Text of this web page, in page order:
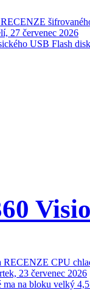
27 červenec 2026
USB Flash
CPU
23 červenec 2026
na bloku velký